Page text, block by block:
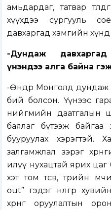
амьдардаг, татвар
хүүхдээ сургууль
давхаргад хамгийн хүнд
-Дундаж
үнэндээ алга байна
-Өнөөдөр Монголд
бий болсон. Үүнээс
нийгмийн даатгалын
баялаг бүтээж байгаа
бууруулах хэрэгтэй.
залгамжлал зэрэг
илүү нухацтай ярих
хэт том төсөв, төрийн
out” гэдэг нөлөөгөөр
хөрөнгө оруулалтын